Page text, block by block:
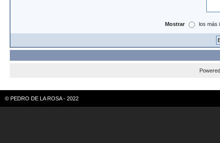
Mostrar los más
© PEDRO DE LA ROSA - 2022